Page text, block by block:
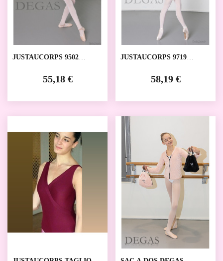
JUSTAUCORPS 9502
55,18 €
JUSTAUCORPS 9719
58,19 €